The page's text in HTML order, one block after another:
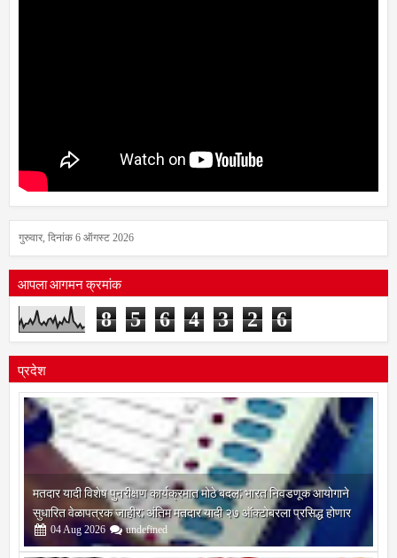
आपला आगमन क्रमांक
8 5 6 4 3 2 6
प्रदेश
मतदार यादी विशेष पुनरीक्षण कार्यक्रमात मोठे बदल; भारत निवडणूक आयोगाने
सुधारित वेळापत्रक जाहीर; अंतिम मतदार यादी २७ ऑक्टोबरला प्रसिद्ध होणार
2026 undefined